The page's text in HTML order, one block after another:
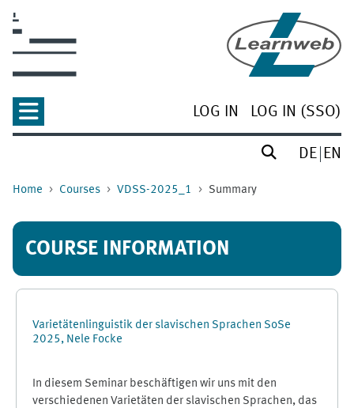
LOG IN LOG IN (SSO)
DE EN
Home Courses VDSS-2025_1 Summary
COURSE INFORMATION
Varietätenlinguistik der slavischen Sprachen SoSe
2025, Nele Focke
In diesem Seminar beschäftigen wir uns mit den
verschiedenen Varietäten der slavischen Sprachen, das